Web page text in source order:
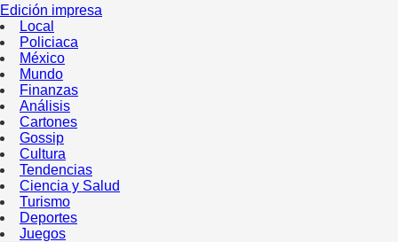
Edición impresa
Local
Policiaca
México
Mundo
Finanzas
Análisis
Cartones
Gossip
Cultura
Tendencias
Ciencia y Salud
Turismo
Deportes
Juegos